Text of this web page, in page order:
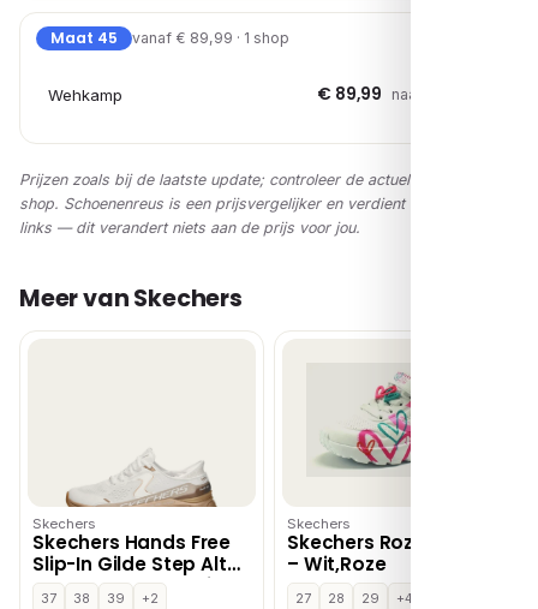
Maat 45 vanaf € 89,99 · 1 shop
Wehkamp € 89,99 naar shop →
Prijzen zoals bij de laatste update; controleer de actuele prijs in de
shop. Schoenenreus is een prijsvergelijker en verdient via affiliate-
links — dit verandert niets aan de prijs voor jou.
Meer van Skechers
Skechers
Skechers Hands Free
Slip-In Gilde Step Altus
lage sneakers – Wit
37 38 39
+2
Skechers
Skechers Roze SKR46
– Wit,Roze
27 28 29 +4